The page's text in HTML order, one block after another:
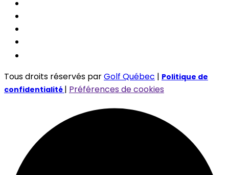
Tous droits réservés parGolf Québec | Politique de
confidentialité | Préférences de cookies